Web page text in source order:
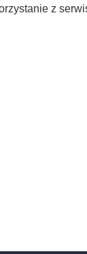
z